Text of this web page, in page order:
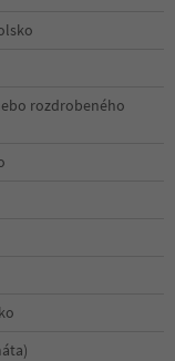
rozdrobeného